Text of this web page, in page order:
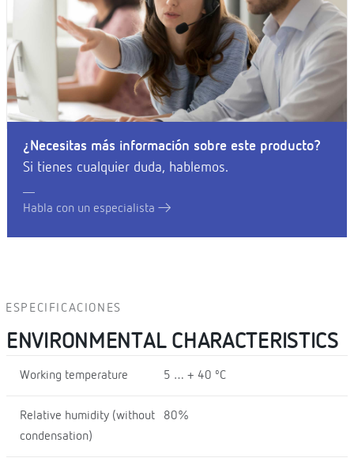
¿Necesitas más información sobre este producto?
Si tienes cualquier duda, hablemos.
Habla con un especialista
ESPECIFICACIONES
ENVIRONMENTAL CHARACTERISTICS
Working temperature 5 … + 40 ºC
Relative humidity (without
condensation)
80%